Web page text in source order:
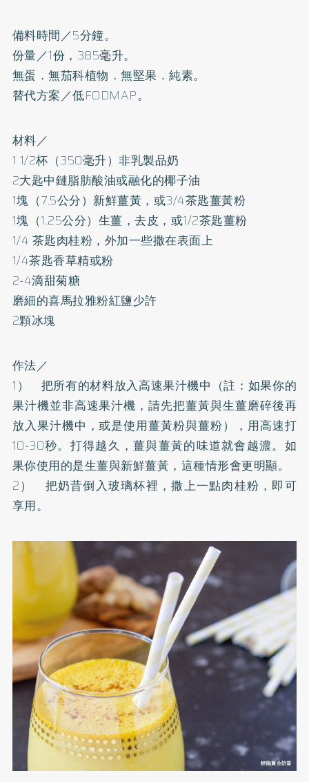
備料時間／5分鐘。
份量／1份，385毫升。
無蛋．無茄科植物．無堅果．純素。
替代方案／低FODMAP。
材料／
1 1/2杯（350毫升）非乳製品奶
2大匙中鏈脂肪酸油或融化的椰子油
1塊（7.5公分）新鮮薑黃，或3/4茶匙薑黃粉
1塊（1.25公分）生薑，去皮，或1/2茶匙薑粉
1/4 茶匙肉桂粉，外加一些撒在表面上
1/4茶匙香草精或粉
2-4滴甜菊糖
磨細的喜馬拉雅粉紅鹽少許
2顆冰塊
作法／
1） 把所有的材料放入高速果汁機中（註：如果你的
果汁機並非高速果汁機，請先把薑黃與生薑磨碎後再
放入果汁機中，或是使用薑黃粉與薑粉），用高速打
10-30秒。打得越久，薑與薑黃的味道就會越濃。如
果你使用的是生薑與新鮮薑黃，這種情形會更明顯。
2） 把奶昔倒入玻璃杯裡，撒上一點肉桂粉，即可
享用。